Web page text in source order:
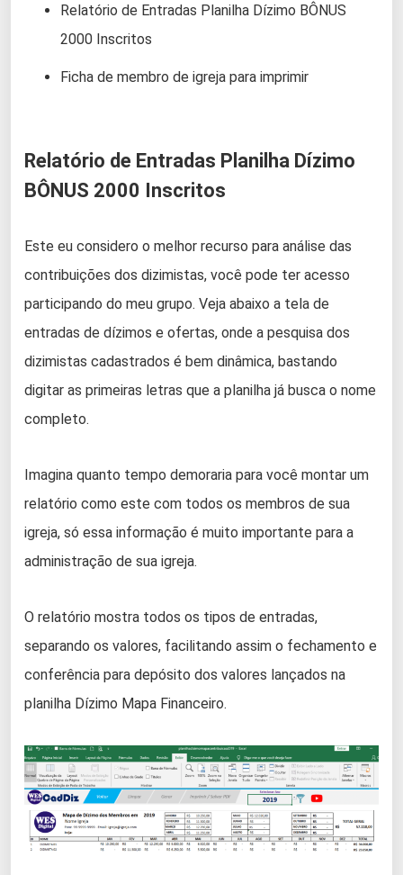
Relatório de Entradas Planilha Dízimo BÔNUS
2000 Inscritos
Ficha de membro de igreja para imprimir
Relatório de Entradas Planilha Dízimo
BÔNUS 2000 Inscritos
Este eu considero o melhor recurso para análise das
contribuições dos dizimistas, você pode ter acesso
participando do meu grupo. Veja abaixo a tela de
entradas de dízimos e ofertas, onde a pesquisa dos
dizimistas cadastrados é bem dinâmica, bastando
digitar as primeiras letras que a planilha já busca o nome
completo.
Imagina quanto tempo demoraria para você montar um
relatório como este com todos os membros de sua
igreja, só essa informação é muito importante para a
administração de sua igreja.
O relatório mostra todos os tipos de entradas,
separando os valores, facilitando assim o fechamento e
conferência para depósito dos valores lançados na
planilha Dízimo Mapa Financeiro.